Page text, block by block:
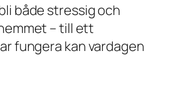
både stressig och
– till ett
fungera kan vardagen